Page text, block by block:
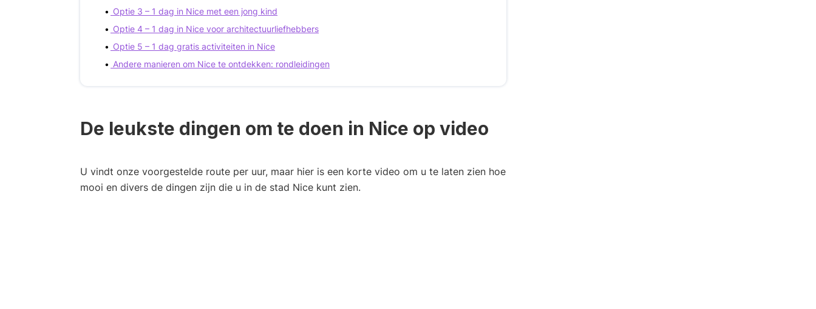
Optie 3 – 1 dag in Nice met een jong kind
Optie 4 – 1 dag in Nice voor architectuurliefhebbers
Optie 5 – 1 dag gratis activiteiten in Nice
Andere manieren om Nice te ontdekken: rondleidingen
De leukste dingen om te doen in Nice op video
U vindt onze voorgestelde route per uur, maar hier is een korte video om u te laten zien hoe
mooi en divers de dingen zijn die u in de stad Nice kunt zien.